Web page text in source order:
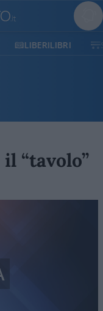
SHOP SOSTIENICI
“tavolo”